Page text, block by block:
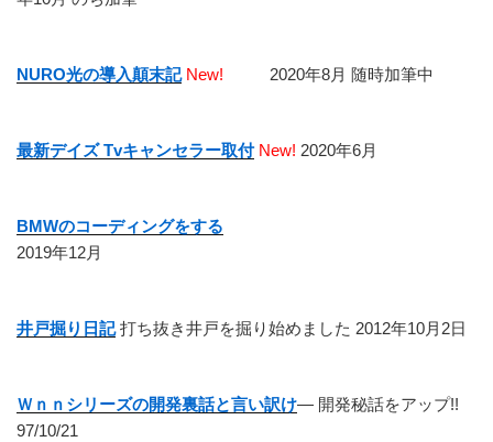
NURO光の導入顛末記 New! 2020年8月 随時加筆中
最新デイズ Tvキャンセラー取付New! 2020年6月
BMWのコーディングをする
2019年12月
井戸掘り日記 打ち抜き井戸を掘り始めました 2012年10月2日
Ｗｎｎシリーズの開発裏話と言い訳け― 開発秘話をアップ!!
97/10/21